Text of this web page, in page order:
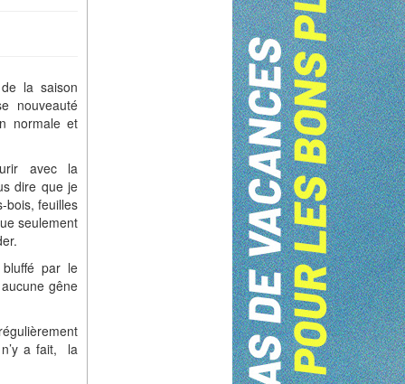
la saison
nouveauté
normale et
avec la
dire que je
bois, feuilles
seulement
par le
gêne
n’y a fait, la